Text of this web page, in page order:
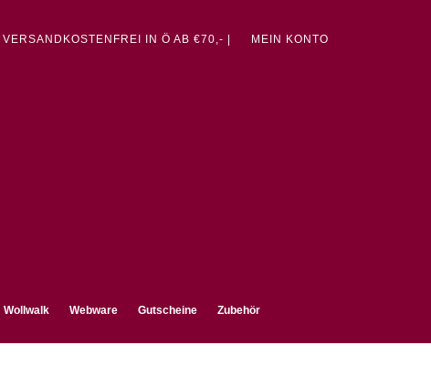
| VERSANDKOSTENFREI IN Ö AB €70,- | MEIN KONTO
Wollwalk Webware Gutscheine Zubehör